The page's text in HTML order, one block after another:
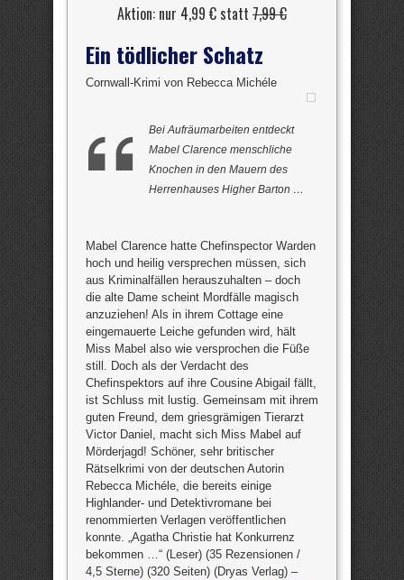
Aktion: nur 4,99 € statt 7,99 €
Ein tödlicher Schatz
Cornwall-Krimi von Rebecca Michéle
Bei Aufräumarbeiten entdeckt
Mabel Clarence menschliche
Knochen in den Mauern des
Herrenhauses Higher Barton …
Mabel Clarence hatte Chefinspector Warden
hoch und heilig versprechen müssen, sich
aus Kriminalfällen herauszuhalten – doch
die alte Dame scheint Mordfälle magisch
anzuziehen! Als in ihrem Cottage eine
eingemauerte Leiche gefunden wird, hält
Miss Mabel also wie versprochen die Füße
still. Doch als der Verdacht des
Chefinspektors auf ihre Cousine Abigail fällt,
ist Schluss mit lustig. Gemeinsam mit ihrem
guten Freund, dem griesgrämigen Tierarzt
Victor Daniel, macht sich Miss Mabel auf
Mörderjagd! Schöner, sehr britischer
Rätselkrimi von der deutschen Autorin
Rebecca Michéle, die bereits einige
Highlander- und Detektivromane bei
renommierten Verlagen veröffentlichen
konnte. „Agatha Christie hat Konkurrenz
bekommen …“ (Leser) (35 Rezensionen /
4,5 Sterne) (320 Seiten) (Dryas Verlag) –